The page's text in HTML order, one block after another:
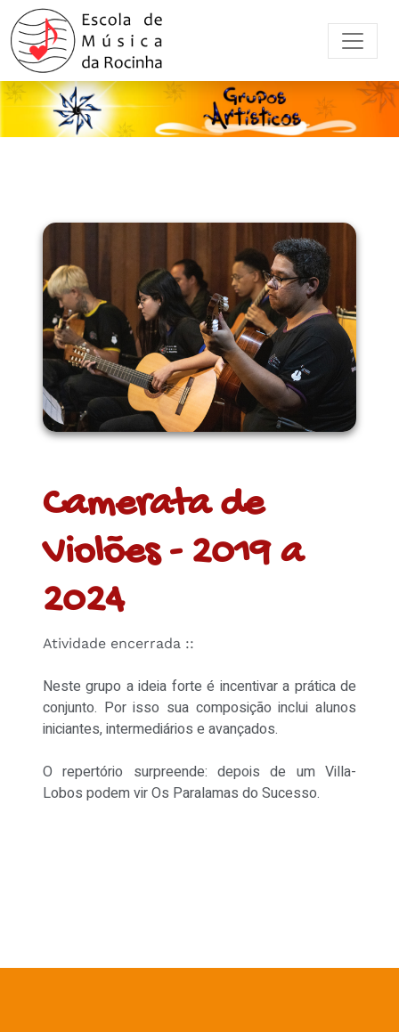
Camerata de
Violões - 2019 a
2024
Atividade encerrada ::
Neste grupo a ideia forte é incentivar a prática de
conjunto. Por isso sua composição inclui alunos
iniciantes, intermediários e avançados.
O repertório surpreende: depois de um Villa-
Lobos podem vir Os Paralamas do Sucesso.